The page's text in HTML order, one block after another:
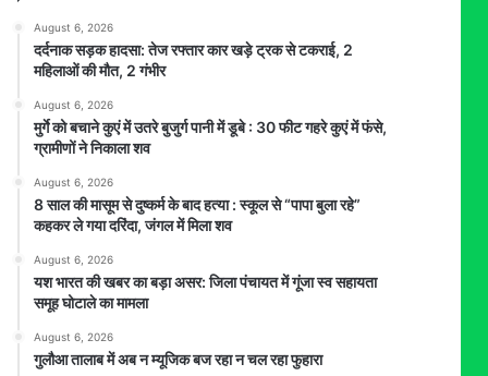
August 6, 2026
दर्दनाक सड़क हादसा: तेज रफ्तार कार खड़े ट्रक से टकराई, 2
महिलाओं की मौत, 2 गंभीर
August 6, 2026
मुर्गे को बचाने कुएं में उतरे बुजुर्ग पानी में डूबे : 30 फीट गहरे कुएं में फंसे,
ग्रामीणों ने निकाला शव
August 6, 2026
8 साल की मासूम से दुष्कर्म के बाद हत्या : स्कूल से “पापा बुला रहे”
कहकर ले गया दरिंदा, जंगल में मिला शव
August 6, 2026
यश भारत की खबर का बड़ा असर: जिला पंचायत में गूंजा स्व सहायता
समूह घोटाले का मामला
August 6, 2026
गुलौआ तालाब में अब न म्यूजिक बज रहा न चल रहा फुहारा